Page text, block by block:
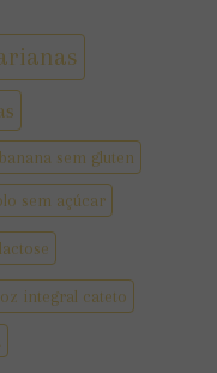
sem gluten
sem açúcar
integral cateto